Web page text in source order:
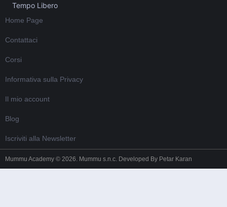
Tempo Libero
Home Page
Contattaci
Corsi
Informativa sulla Privacy
Il mio account
Blog
Iscriviti alla Newsletter
Mummu Academy © 2026. Mummu s.n.c. Developed By Petar Karan